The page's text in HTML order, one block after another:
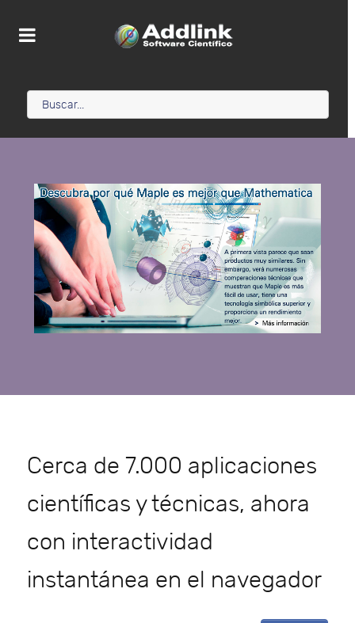
Cerca de 7.000 aplicaciones
científicas y técnicas, ahora
con interactividad
instantánea en el navegador